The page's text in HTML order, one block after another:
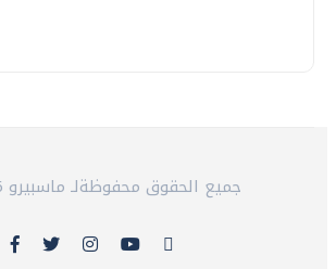
© 2026 جميع الحقوق محفوظةلـ ماسبيرو